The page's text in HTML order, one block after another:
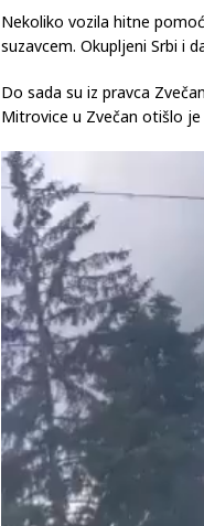
Nekoliko vozila hitne
suzavcem. Okupljeni Srbi i
Do sada su iz pravca
Mitrovice u Zvečan otišlo